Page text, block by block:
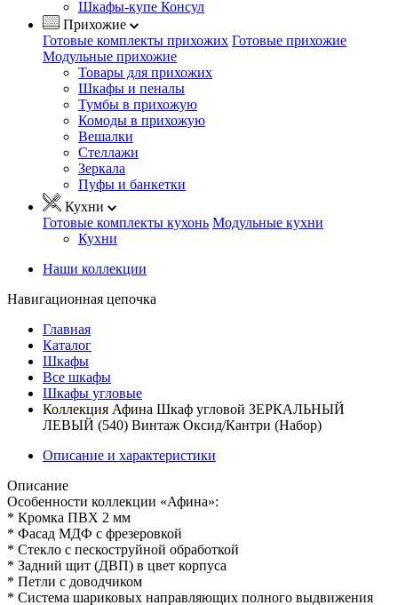
Шкафы-купе Консул
Прихожие
Готовые комплекты прихожих Готовые прихожие
Модульные прихожие
Товары для прихожих
Шкафы и пеналы
Тумбы в прихожую
Комоды в прихожую
Вешалки
Стеллажи
Зеркала
Пуфы и банкетки
Кухни
Готовые комплекты кухонь Модульные кухни
Кухни
Наши коллекции
Навигационная цепочка
Главная
Каталог
Шкафы
Все шкафы
Шкафы угловые
Коллекция Афина Шкаф угловой ЗЕРКАЛЬНЫЙ
ЛЕВЫЙ (540) Винтаж Оксид/Кантри (Набор)
Описание и характеристики
Описание
Особенности коллекции «Афина»:
* Кромка ПВХ 2 мм
* Фасад МДФ с фрезеровкой
* Стекло с пескоструйной обработкой
* Задний щит (ДВП) в цвет корпуса
* Петли с доводчиком
* Система шариковых направляющих полного выдвижения